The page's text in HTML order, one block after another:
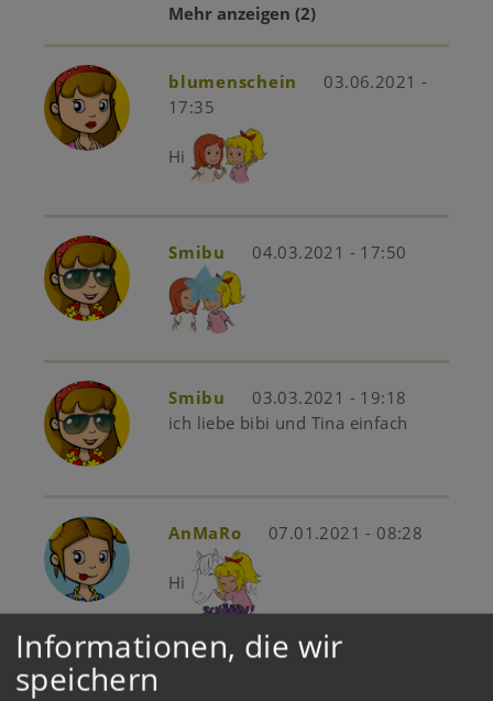
Mehr anzeigen (2)
blumenschein
03.06.2021 -
17:35
Hi
Smibu 04.03.2021 - 17:50
Smibu
03.03.2021 - 19:18
ich liebe bibi und Tina einfach
AnMaRo 07.01.2021 - 08:28
Hi
Mehr anzeigen
Informationen, die wir
speichern